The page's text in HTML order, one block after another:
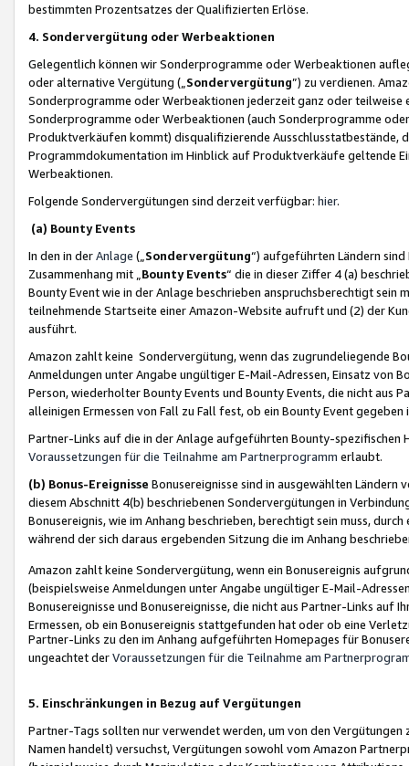
bestimmten Prozentsatzes der Qualifizierten Erlöse.
4. Sondervergütung oder Werbeaktionen
Gelegentlich können wir Sonderprogramme oder Werbeaktionen
oder alternative Vergütung („ Sondervergütung”) zu verdienen.
Sonderprogramme oder Werbeaktionen jederzeit ganz oder
Sonderprogramme oder Werbeaktionen (auch Sonderprogramme
Produktverkäufen kommt) disqualifizierende Ausschlusstatbestände,
Programmdokumentation im Hinblick auf Produktverkäufe geltende
Werbeaktionen.
Folgende Sondervergütungen sind derzeit verfügbar: hier.
(a) Bounty Events
In den in derAnlage („ Sondervergütung“) aufgeführten Ländern
Zusammenhang mit „ Bounty Events“ die in dieser Ziffer 4 (a)
Bounty Event wie in der Anlage beschrieben anspruchsberechtigt sein
teilnehmende Startseite einer Amazon-Website aufruft und (2) der
ausführt.
Amazon zahlt keine Sondervergütung, wenn das zugrundeliegende
Anmeldungen unter Angabe ungültiger E-Mail-Adressen, Einsatz von
Person, wiederholter Bounty Events und Bounty Events, die nicht
alleinigen Ermessen von Fall zu Fall fest, ob ein Bounty Event
Partner-Links auf die in der Anlage aufgeführten Bounty-spezifischen
Voraussetzungen für die Teilnahme am Partnerprogramm erlaubt.
(b) Bonus-Ereignisse Bonusereignisse sind in ausgewählten Ländern
diesem Abschnitt 4(b) beschriebenen Sondervergütungen in
Bonusereignis, wie im Anhang beschrieben, berechtigt sein muss,
während der sich daraus ergebenden Sitzung die im Anhang
Amazon zahlt keine Sondervergütung, wenn ein Bonusereignis
(beispielsweise Anmeldungen unter Angabe ungültiger E-Mail-
Bonusereignisse und Bonusereignisse, die nicht aus Partner-Links auf
Ermessen, ob ein Bonusereignis stattgefunden hat oder ob eine
Partner-Links zu den im Anhang aufgeführten Homepages für
ungeachtet derVoraussetzungen für die Teilnahme am
5. Einschränkungen in Bezug auf Vergütungen
Partner-Tags sollten nur verwendet werden, um von den
Namen handelt) versuchst, Vergütungen sowohl vom Amazon